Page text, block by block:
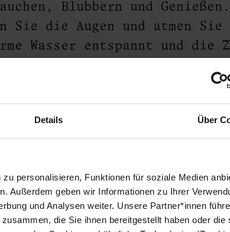
Details Über
personalisieren, Funktionen für soziale Medien
Außerdem geben wir Informationen zu Ihrer
und Analysen weiter. Unsere Partner*innen
die Sie ihnen bereitgestellt haben oder die
Blubbern und
die Augen und atmen
Wasser entspannt und
verdient haben.